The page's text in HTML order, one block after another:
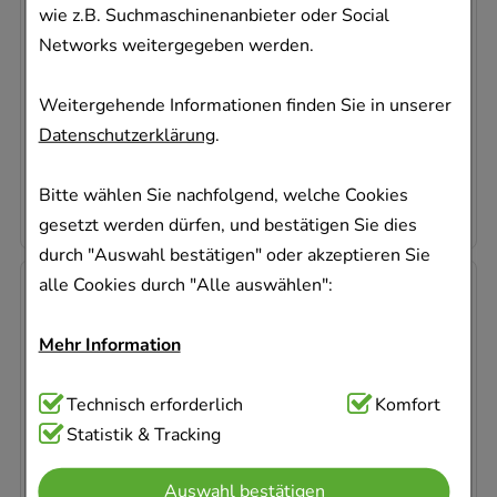
wie z.B. Suchmaschinenanbieter oder Social
Networks weitergegeben werden.
Weitergehende Informationen finden Sie in unserer
Datenschutzerklärung.
Bitte wählen Sie nachfolgend, welche Cookies
gesetzt werden dürfen, und bestätigen Sie dies
durch "Auswahl bestätigen" oder akzeptieren Sie
alle Cookies durch "Alle auswählen":
Mehr Information
Technisch Notwendig:Hierbei handelt es sich um
Cookies, die für die Grundfunktionen unserer
Website notwendig sind (z.B. Navigation,
Technisch erforderlich
Komfort
Statistik & Tracking
Auswahl bestätigen
Dexcel Pharma GmbH
28 St
00615931
Dieses Produkt ist zur Zeit nicht verfügbar
14,64 €¹
Dexcel Pharma GmbH